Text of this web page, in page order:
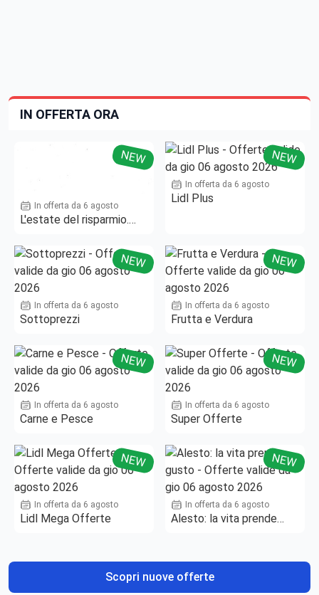
IN OFFERTA ORA
NEW
In offerta da 6 agosto
L'estate del risparmio.
NEW
In offerta da 6 agosto
Lidl Plus
NEW
In offerta da 6 agosto
Sottoprezzi
NEW
In offerta da 6 agosto
Frutta e Verdura
NEW
In offerta da 6 agosto
Carne e Pesce
NEW
In offerta da 6 agosto
Super Offerte
NEW
In offerta da 6 agosto
Lidl Mega Offerte
NEW
In offerta da 6 agosto
Alesto: la vita prende
Scopri nuove offerte